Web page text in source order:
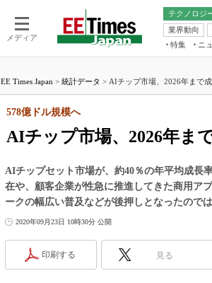
メディア
テクノロジ
電池／エネルギー
アナログ
マイコン
業界動向
特集 ニ
福田昭のデバイ
大山聡の業界ス
リタイア直前エ
学漂流記
この10年で起こ
電子ブ
EE Times Japan > 統計データ > AIチップ市場、2026年まで
AIチップ市場、2026年ま
578億ドル規模へ
AIチップセット市場が、約40％の年平均成長
在や、顧客企業が性急に推進してきた商用ア
ークの幅広い普及などが後押しとなったので
2020年09月23日 10時30分 公開
印刷する 見る